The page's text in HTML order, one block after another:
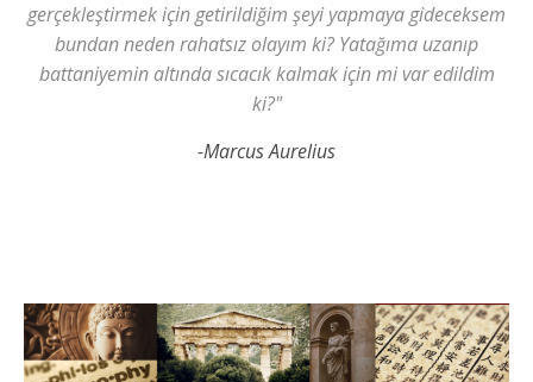
gerçekleştirmek için getirildiğim şeyi yapmaya gideceksem
bundan neden rahatsız olayım ki? Yatağıma uzanıp
battaniyemin altında sıcacık kalmak için mi var edildim
ki?"
-Marcus Aurelius